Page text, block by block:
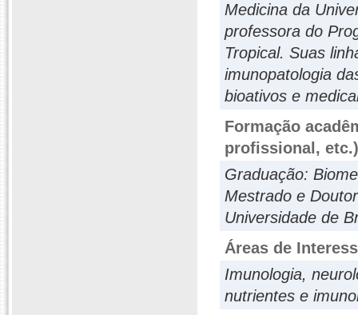
Medicina da
professora do
Tropical. Suas
imunopatologia
bioativos e
Formação
profissional, etc.)
Graduação:
Mestrado e
Universidade de
Áreas de
Imunologia,
nutrientes e